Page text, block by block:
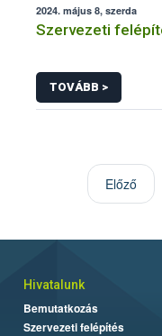
2024. május 8, szerda
Szervezeti
TOVÁBB >
Előző
Hivatalunk
Bemutatkozás
Szervezeti felépítés